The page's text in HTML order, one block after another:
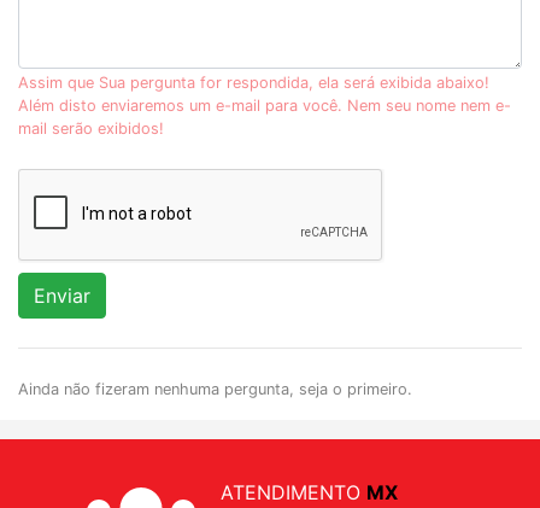
Assim que Sua pergunta for respondida, ela será exibida abaixo!
Além disto enviaremos um e-mail para você. Nem seu nome nem e-
mail serão exibidos!
Enviar
Ainda não fizeram nenhuma pergunta, seja o primeiro.
ATENDIMENTO MX